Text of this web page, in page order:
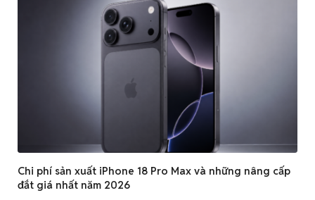
Chi phí sản xuất iPhone 18 Pro Max và những nâng cấp
đắt giá nhất năm 2026